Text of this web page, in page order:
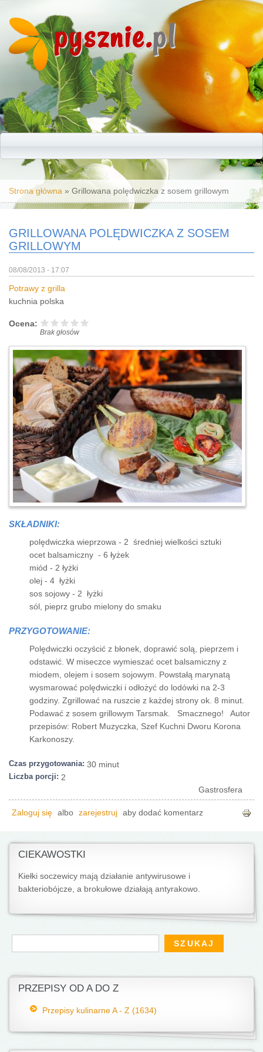
pysznie.pl
Jesteś tutaj
Strona główna » Grillowana polędwiczka z sosem grillowym
GRILLOWANA POLĘDWICZKA Z SOSEM
GRILLOWYM
08/08/2013 - 17:07
Potrawy z grilla
kuchnia polska
Ocena:
Brak głosów
SKŁADNIKI:
polędwiczka wieprzowa - 2 średniej wielkości sztuki
ocet balsamiczny - 6 łyżek
miód - 2 łyżki
olej - 4 łyżki
sos sojowy - 2 łyżki
sól, pieprz grubo mielony do smaku
PRZYGOTOWANIE:
Polędwiczki oczyścić z błonek, doprawić solą, pieprzem i
odstawić. W miseczce wymieszać ocet balsamiczny z
miodem, olejem i sosem sojowym. Powstałą marynatą
wysmarować polędwiczki i odłożyć do lodówki na 2-3
godziny. Zgrillować na ruszcie z każdej strony ok. 8 minut.
Podawać z sosem grillowym Tarsmak. Smacznego! Autor
przepisów: Robert Muzyczka, Szef Kuchni Dworu Korona
Karkonoszy.
Czas przygotowania: 30 minut
Liczba porcji: 2
Gastrosfera
Zaloguj się albo zarejestruj aby dodać komentarz
CIEKAWOSTKI
Kiełki soczewicy mają działanie antywirusowe i
bakteriobójcze, a brokułowe działają antyrakowo.
Formularz wyszukiwania
Szukaj
PRZEPISY OD A DO Z
Przepisy kulinarne A - Z (1634)